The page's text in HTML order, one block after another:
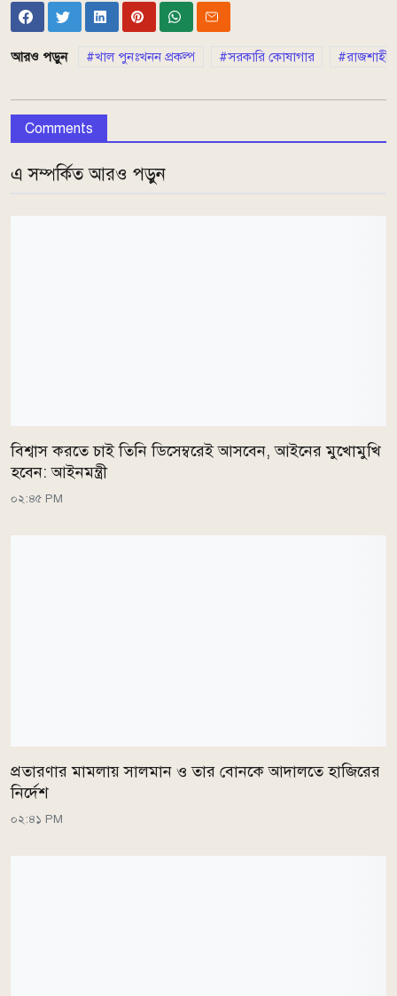
আরও পড়ুন খাল পুনঃখনন প্রকল্প সরকারি কোষাগার রাজশাহী
Comments
এ সম্পর্কিত আরও পড়ুন
বিশ্বাস করতে চাই তিনি ডিসেম্বরেই আসবেন, আইনের মুখোমুখি
হবেন: আইনমন্ত্রী
০২:৪৫ PM
প্রতারণার মামলায় সালমান ও তার বোনকে আদালতে হাজিরের
নির্দেশ
০২:৪১ PM